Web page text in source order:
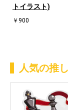
トイラスト)
￥900
人気の推